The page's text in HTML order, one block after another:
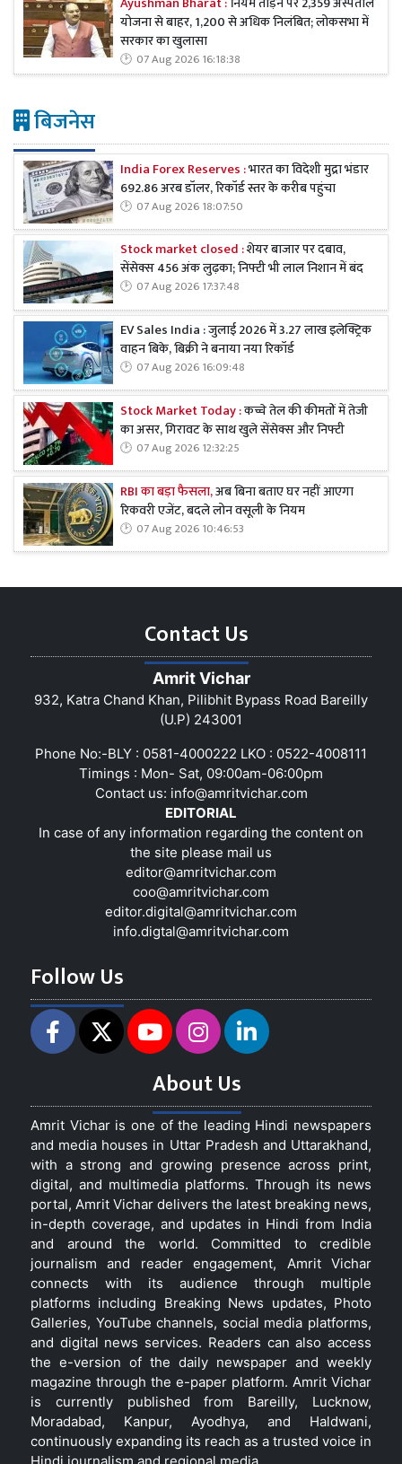
योजना से बाहर, 1,200 से अधिक निलंबित; लोकसभा में
सरकार का खुलासा
07 Aug 2026 16:18:38
बिजनेस
India Forex Reserves :भारत का विदेशी मुद्रा भंडार
692.86 अरब डॉलर, रिकॉर्ड स्तर के करीब पहुंचा
07 Aug 2026 18:07:50
Stock market closed :शेयर बाजार पर दबाव,
सेंसेक्स 456 अंक लुढ़का; निफ्टी भी लाल निशान में बंद
07 Aug 2026 17:37:48
EV Sales India : जुलाई 2026 में 3.27 लाख इलेक्ट्रिक
वाहन बिके, बिक्री ने बनाया नया रिकॉर्ड
07 Aug 2026 16:09:48
Stock Market Today :कच्चे तेल की कीमतों में तेजी
का असर, गिरावट के साथ खुले सेंसेक्स और निफ्टी
07 Aug 2026 12:32:25
RBI का बड़ा फैसला,अब बिना बताए घर नहीं आएगा
रिकवरी एजेंट, बदले लोन वसूली के नियम
07 Aug 2026 10:46:53
Contact Us
Amrit Vichar
932, Katra Chand Khan, Pilibhit Bypass Road Bareilly
(U.P) 243001
Phone No:-BLY : 0581-4000222 LKO : 0522-4008111
Timings : Mon- Sat, 09:00am-06:00pm
Contact us: info@amritvichar.com
EDITORIAL
In case of any information regarding the content on
the site please mail us
editor@amritvichar.com
coo@amritvichar.com
editor.digital@amritvichar.com
info.digtal@amritvichar.com
Follow Us
About Us
Amrit Vichar is one of the leading Hindi newspapers
and media houses in Uttar Pradesh and Uttarakhand,
with a strong and growing presence across print,
digital, and multimedia platforms. Through its news
portal, Amrit Vichar delivers the latest breaking news,
in-depth coverage, and updates in Hindi from India
and around the world. Committed to credible
journalism and reader engagement, Amrit Vichar
connects with its audience through multiple
platforms including Breaking News updates, Photo
Galleries, YouTube channels, social media platforms,
and digital news services. Readers can also access
the e-version of the daily newspaper and weekly
magazine through the e-paper platform. Amrit Vichar
is currently published from Bareilly, Lucknow,
Moradabad, Kanpur, Ayodhya, and Haldwani,
continuously expanding its reach as a trusted voice in